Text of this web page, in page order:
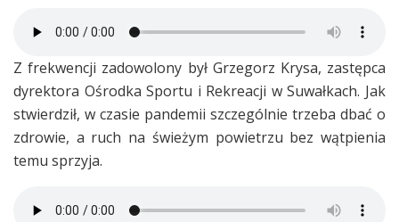
Z frekwencji zadowolony był Grzegorz Krysa, zastępca
dyrektora Ośrodka Sportu i Rekreacji w Suwałkach. Jak
stwierdził, w czasie pandemii szczególnie trzeba dbać o
zdrowie, a ruch na świeżym powietrzu bez wątpienia
temu sprzyja.